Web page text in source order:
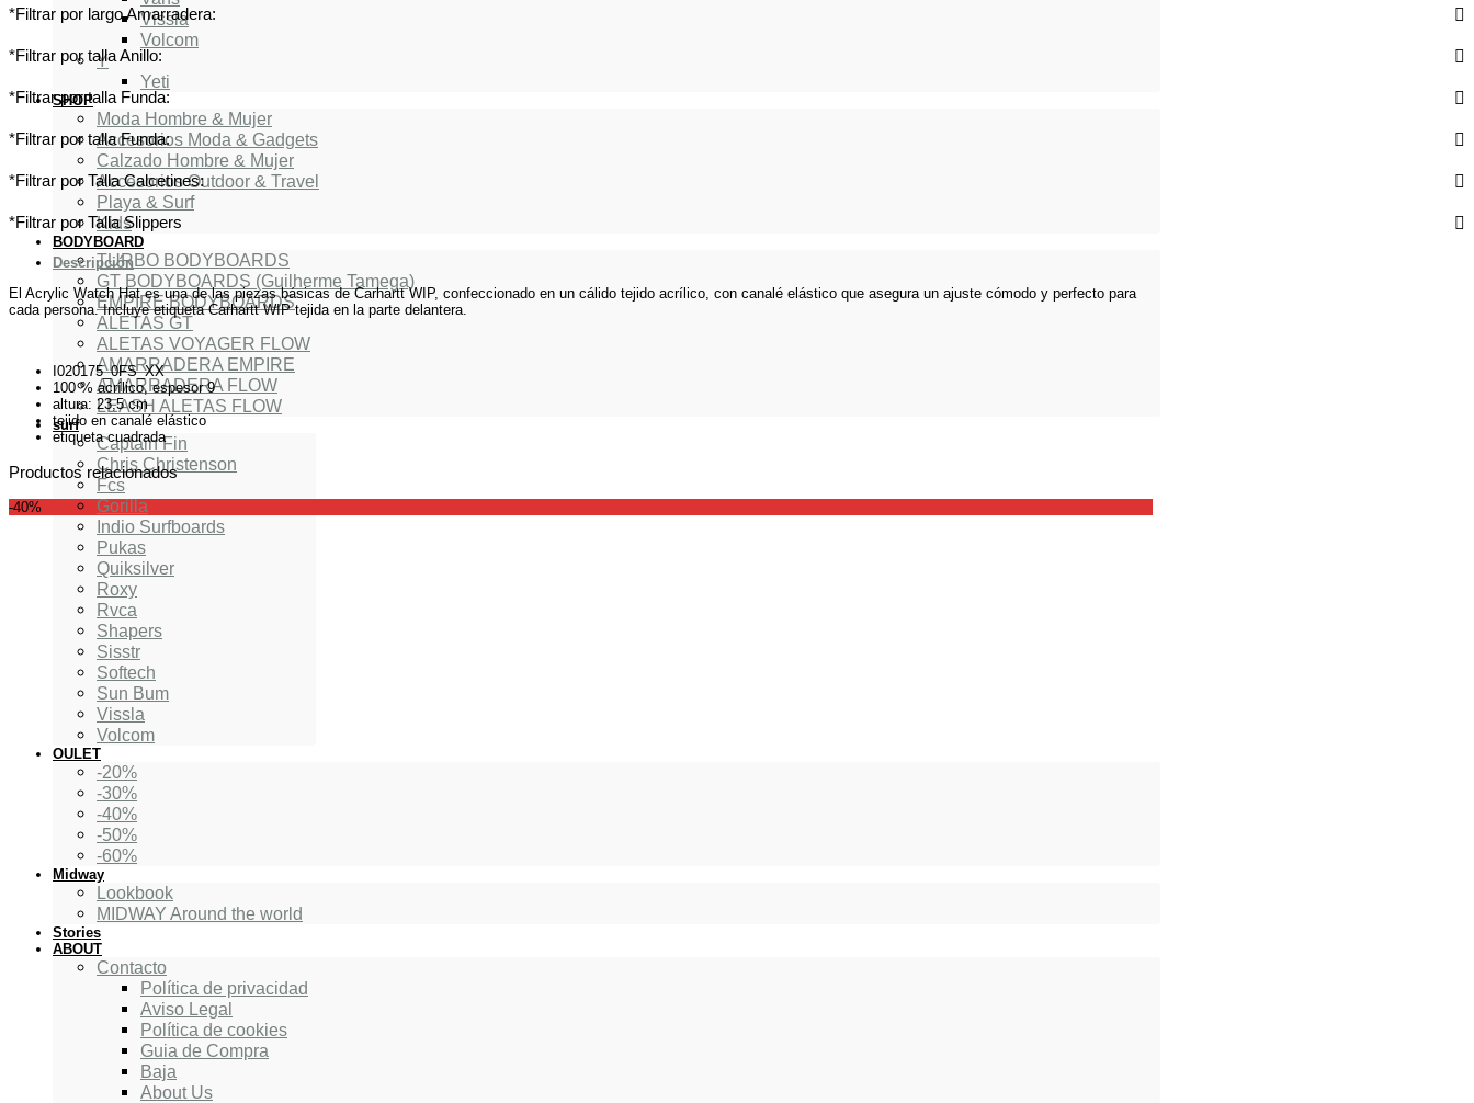
Vissla
Volcom
Y
Yeti
SHOP
Moda Hombre & Mujer
Accesorios Moda & Gadgets
Calzado Hombre & Mujer
Accesorios Outdoor & Travel
Playa & Surf
Kids
BODYBOARD
TURBO BODYBOARDS
GT BODYBOARDS (Guilherme Tamega)
EMPIRE BODYBOARDS
ALETAS GT
ALETAS VOYAGER FLOW
AMARRADERA EMPIRE
AMARRADERA FLOW
LEASH ALETAS FLOW
surf
Captain Fin
Chris Christenson
Fcs
Gorilla
Indio Surfboards
Pukas
Quiksilver
Roxy
Rvca
Shapers
Sisstr
Softech
Sun Bum
Vissla
Volcom
OULET
-20%
-30%
-40%
-50%
-60%
Midway
Lookbook
MIDWAY Around the world
Stories
ABOUT
Contacto
Política de privacidad
Aviso Legal
Política de cookies
Guia de Compra
Baja
About Us
*Filtrar por largo Amarradera:
*Filtrar por talla Anillo:
*Filtrar por talla Funda:
*Filtrar por talla Funda:
*Filtrar por Talla Calcetines:
*Filtrar por Talla Slippers
Descripción
El Acrylic Watch Hat es una de las piezas básicas de Carhartt WIP, confeccionado en un cálido tejido acrílico, con canalé elástico que asegura un ajuste cómodo y perfecto para
cada persona. Incluye etiqueta Carhartt WIP tejida en la parte delantera.
I020175_0FS_XX
100 % acrílico, espesor 9
altura: 23,5 cm
tejido en canalé elástico
etiqueta cuadrada
Productos relacionados
-40%